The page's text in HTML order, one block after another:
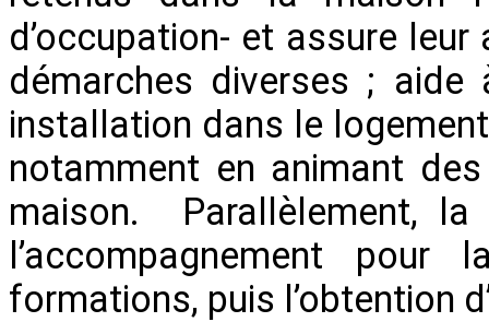
d’occupation- et assure
démarches diverses ;
installation dans le
notamment en animant
maison. Parallèlement,
l’accompagnement pour
formations, puis l’obtention